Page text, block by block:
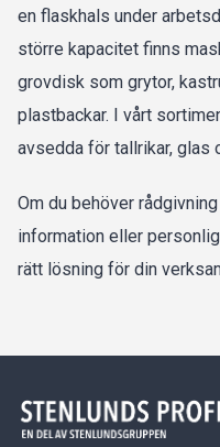
en flaskhals under
större kapacitet finns
grovdisk som grytor,
plastbackar. I vårt
avsedda för tallrikar, glas
Om du behöver
information eller
rätt lösning för din